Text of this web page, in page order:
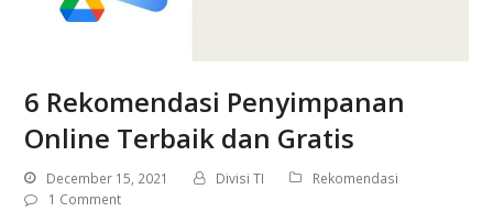
6 Rekomendasi Penyimpanan
Online Terbaik dan Gratis
December 15, 2021 Divisi TI
Rekomendasi
1 Comment